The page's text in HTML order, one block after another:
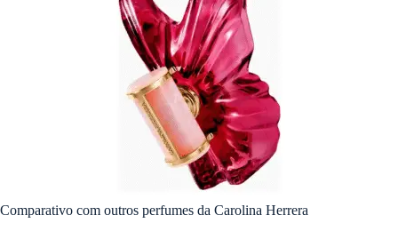
Comparativo com outros perfumes da Carolina Herrera